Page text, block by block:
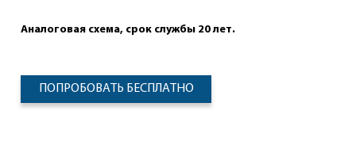
Аналоговая схема, срок службы 20 лет.
ПОПРОБОВАТЬ БЕСПЛАТНО